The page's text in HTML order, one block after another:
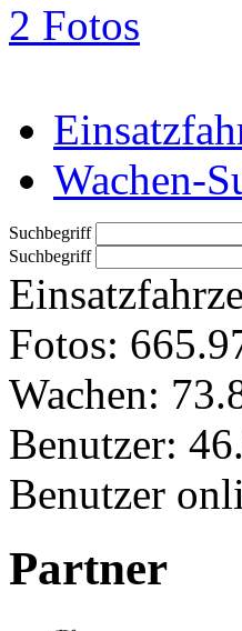
2 Fotos
Wachen-
Suchbegriff
Suchbegriff
Fotos:
Wachen:
Benutzer:
Benutzer
Partner